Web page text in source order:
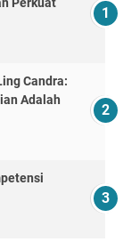
Candra:
Adalah